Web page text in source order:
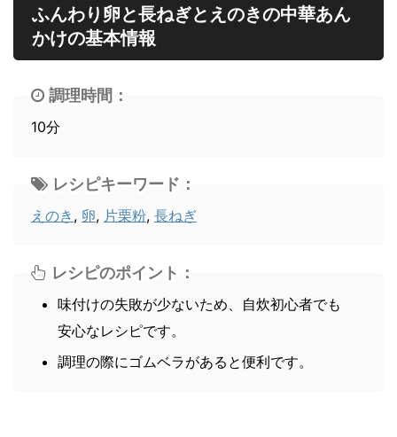
ふんわり卵と長ねぎとえのきの中華あん
かけの基本情報
調理時間：
10分
レシピのポイント：
味付けの失敗が少ないため、自炊初心者でも
安心なレシピです。
調理の際にゴムベラがあると便利です。
レシピキーワード：
えのき , 卵, 片栗粉, 長ねぎ